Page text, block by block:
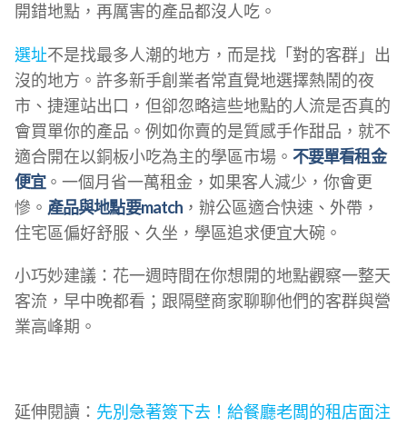
開錯地點，再厲害的產品都沒人吃。
選址不是找最多人潮的地方，而是找「對的客群」出
沒的地方。許多新手創業者常直覺地選擇熱鬧的夜
市、捷運站出口，但卻忽略這些地點的人流是否真的
會買單你的產品。例如你賣的是質感手作甜品，就不
適合開在以銅板小吃為主的學區市場。 不要單看租金
便宜。一個月省一萬租金，如果客人減少，你會更
慘。 產品與地點要match ，辦公區適合快速、外帶，
住宅區偏好舒服、久坐，學區追求便宜大碗。
小巧妙建議：花一週時間在你想開的地點觀察一整天
客流，早中晚都看；跟隔壁商家聊聊他們的客群與營
業高峰期。
延伸閱讀： 先別急著簽下去！給餐廳老闆的租店面注